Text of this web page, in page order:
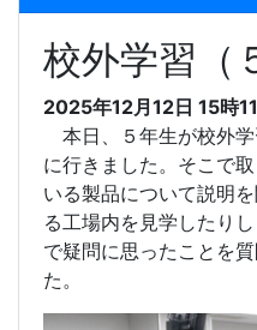
校外学習（
2025年12月12日 15時
本日、５年生が校外
に行きました。そこで
いる製品について説明
る工場内を見学したり
で疑問に思ったことを
た。